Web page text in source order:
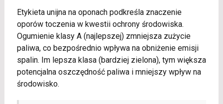
Etykieta unijna na oponach podkreśla znaczenie
oporów toczenia w kwestii ochrony środowiska.
Ogumienie klasy A (najlepszej) zmniejsza zużycie
paliwa, co bezpośrednio wpływa na obniżenie emisji
spalin. Im lepsza klasa (bardziej zielona), tym większa
potencjalna oszczędność paliwa i mniejszy wpływ na
środowisko.